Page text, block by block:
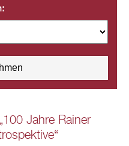
Jahre Rainer